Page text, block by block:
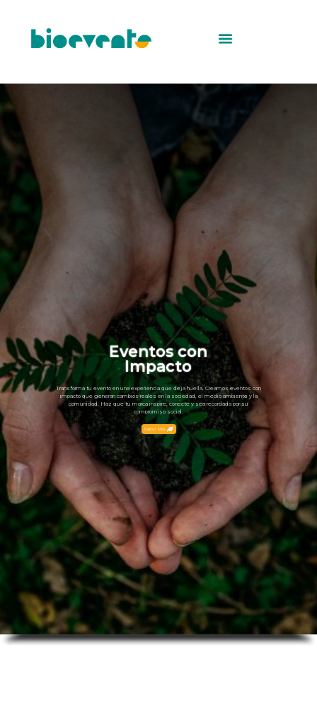
Eventos con
Impacto
Transforma tu evento en una experiencia que deja huella. Creamos eventos con
impacto que generan cambios reales en la sociedad, el medio ambiente y la
comunidad. Haz que tu marca inspire, conecte y sea recordada por su
compromiso social.
Saber Más